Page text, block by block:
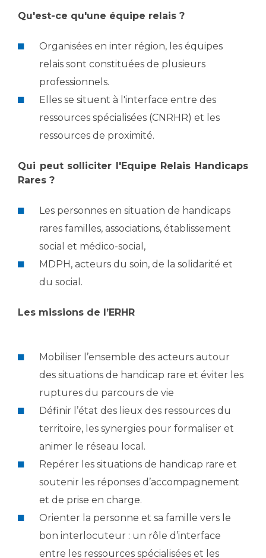
Médecine nucléaire
Maladies rares
Maternité Hôpital Nord
Vos représentants
Les Comités Locaux des Usagers
Le projet des usagers
Protection des données
Les recherches en santé à l’AP-HM
Lieu de santé sans tabac
Les pôles d'activité médicale
Anatomie et Cytologie Pathologiques
Adresser un examen au Laboratoire d'Infectiologie
Centres de référence Maladies Rares
Presse / Multimédia
Communiqués de presse
Dossiers de presse
Fournisseurs
Rôles et missions
Documents utiles
Qu'est-ce qu'une équipe relais ?
Organisées en inter région, les équipes
relais sont constituées de plusieurs
professionnels.
Elles se situent à l'interface entre des
ressources spécialisées (CNRHR) et les
ressources de proximité.
Qui peut solliciter l'Equipe Relais Handicaps
Rares ?
Les personnes en situation de handicaps
rares familles, associations, établissement
social et médico-social,
MDPH, acteurs du soin, de la solidarité et
du social.
Les missions de l’ERHR
Mobiliser l’ensemble des acteurs autour
des situations de handicap rare et éviter les
ruptures du parcours de vie
Définir l’état des lieux des ressources du
territoire, les synergies pour formaliser et
animer le réseau local.
Repérer les situations de handicap rare et
soutenir les réponses d’accompagnement
et de prise en charge.
Orienter la personne et sa famille vers le
bon interlocuteur : un rôle d’interface
entre les ressources spécialisées et les